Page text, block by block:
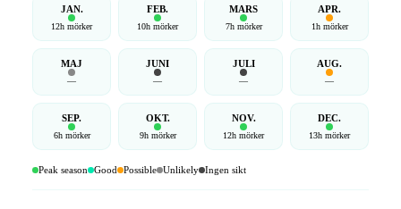
JAN.
12h mörker
FEB.
10h mörker
MARS
7h mörker
APR.
1h mörker
MAJ
—
JUNI
—
JULI
—
AUG.
—
SEP.
6h mörker
OKT.
9h mörker
NOV.
12h mörker
DEC.
13h mörker
Peak season Good Possible Unlikely Ingen sikt